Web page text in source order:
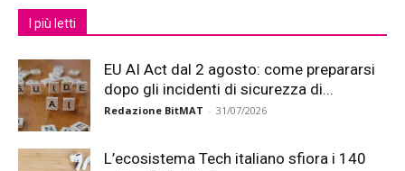
I più letti
EU AI Act dal 2 agosto: come prepararsi
dopo gli incidenti di sicurezza di...
Redazione BitMAT - 31/07/2026
L’ecosistema Tech italiano sfiora i 140